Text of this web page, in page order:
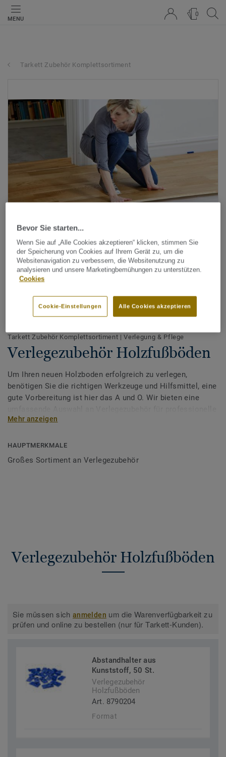
MENU
0
Tarkett Zubehör Komplettsortiment
Alle Designs anzeigen (14)
Tarkett Zubehör Komplettsortiment |Verlegung & Pflege
Verlegezubehör Holzfußböden
Um Ihren neuen Holzboden erfolgreich zu verlegen,
benötigen Sie die richtigen Werkzeuge und Hilfsmittel, eine
gute Vorbereitung ist hier das A und O. Wir bieten eine
Verleger als auch für Heimwerker.
Mehr anzeigen
HAUPTMERKMALE
Großes Sortiment an Verlegezubehör
Verlegezubehör Holzfußböden
Sie müssen sichanmelden um die Warenverfügbarkeit zu
prüfen und online zu bestellen (nur für Tarkett-Kunden).
Abstandhalter aus
Kunststoff, 50 St.
Verlegezubehör
Holzfußböden
Art. 8790204
Format
Bevor Sie starten...
Wenn Sie auf „Alle Cookies akzeptieren“ klicken, stimmen Sie
der Speicherung von Cookies auf Ihrem Gerät zu, um die
Websitenavigation zu verbessern, die Websitenutzung zu
analysieren und unsere Marketingbemühungen zu unterstützen.
Cookies
Alle Cookies akzeptieren
Cookie-Einstellungen